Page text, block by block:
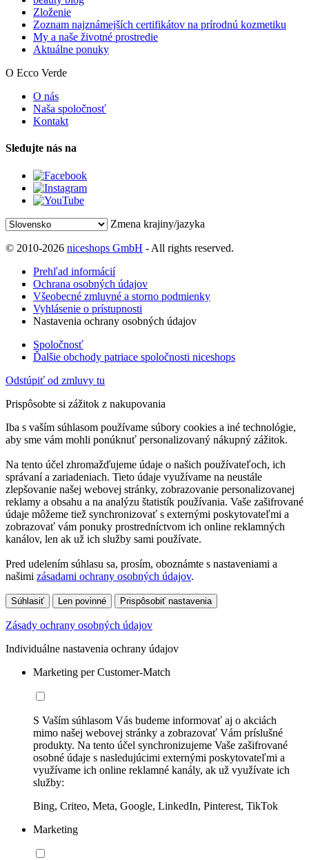
Zloženie
Zoznam najznámejších certifikátov na prírodnú kozmetiku
My a naše životné prostredie
Aktuálne ponuky
O Ecco Verde
O nás
Naša spoločnosť
Kontakt
Sledujte nás na
Zmena krajiny/jazyka
© 2010-2026 niceshops GmbH - All rights reserved.
Prehľad informácií
Ochrana osobných údajov
Všeobecné zmluvné a storno podmienky
Vyhlásenie o prístupnosti
Nastavenia ochrany osobných údajov
Spoločnosť
Ďalšie obchody patriace spoločnosti niceshops
Odstúpiť od zmluvy tu
Prispôsobte si zážitok z nakupovania
Iba s vaším súhlasom používame súbory cookies a iné technológie,
aby sme vám mohli ponúknuť personalizovaný nákupný zážitok.
Na tento účel zhromažďujeme údaje o našich používateľoch, ich
správaní a zariadeniach. Tieto údaje využívame na neustále
zlepšovanie našej webovej stránky, zobrazovanie personalizovanej
reklamy a obsahu a na analýzu štatistík používania. Vaše zašifrované
údaje môžeme tiež synchronizovať s externými poskytovateľmi a
zobrazovať vám ponuky prostredníctvom ich online reklamných
kanálov, len ak už ich služby sami používate.
Pred udelením súhlasu sa, prosím, oboznámte s nastaveniami a
našimi zásadami ochrany osobných údajov.
Súhlasiť Len povinné Prispôsobiť nastavenia
Zásady ochrany osobných údajov
Individuálne nastavenia ochrany údajov
Marketing per Customer-Match
S Vaším súhlasom Vás budeme informovať aj o akciách
mimo našej webovej stránky a zobrazovať Vám príslušné
produkty. Na tento účel synchronizujeme Vaše zašifrované
osobné údaje s nasledujúcimi externými poskytovateľmi a
využívame ich online reklamné kanály, ak už využívate ich
služby:
Bing, Criteo, Meta, Google, LinkedIn, Pinterest, TikTok
Marketing